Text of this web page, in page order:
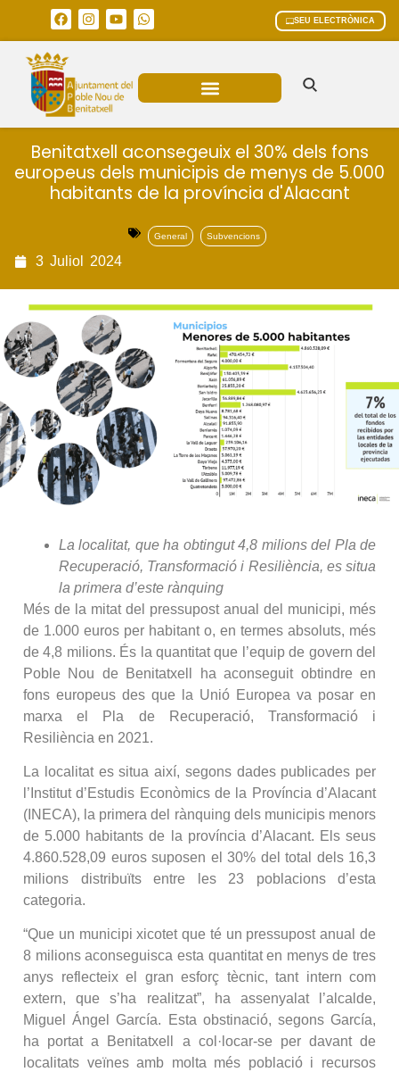
SEU ELECTRÒNICA
Benitatxell aconsegeuix el 30% dels fons
europeus dels municipis de menys de 5.000
habitants de la província d'Alacant
General Subvencions
3 Juliol 2024
La localitat, que ha obtingut 4,8 milions del Pla de
Recuperació, Transformació i Resiliència, es situa
la primera d’este rànquing
Més de la mitat del pressupost anual del municipi, més
de 1.000 euros per habitant o, en termes absoluts, més
de 4,8 milions. És la quantitat que l’equip de govern del
Poble Nou de Benitatxell ha aconseguit obtindre en
fons europeus des que la Unió Europea va posar en
marxa el Pla de Recuperació, Transformació i
Resiliència en 2021.
La localitat es situa així, segons dades publicades per
l’Institut d’Estudis Econòmics de la Província d’Alacant
(INECA), la primera del rànquing dels municipis menors
de 5.000 habitants de la província d’Alacant. Els seus
4.860.528,09 euros suposen el 30% del total dels 16,3
milions distribuïts entre les 23 poblacions d’esta
categoria.
“Que un municipi xicotet que té un pressupost anual de
8 milions aconseguisca esta quantitat en menys de tres
anys reflecteix el gran esforç tècnic, tant intern com
extern, que s’ha realitzat”, ha assenyalat l’alcalde,
Miguel Ángel García. Esta obstinació, segons García,
ha portat a Benitatxell a col·locar-se per davant de
localitats veïnes amb molta més població i recursos